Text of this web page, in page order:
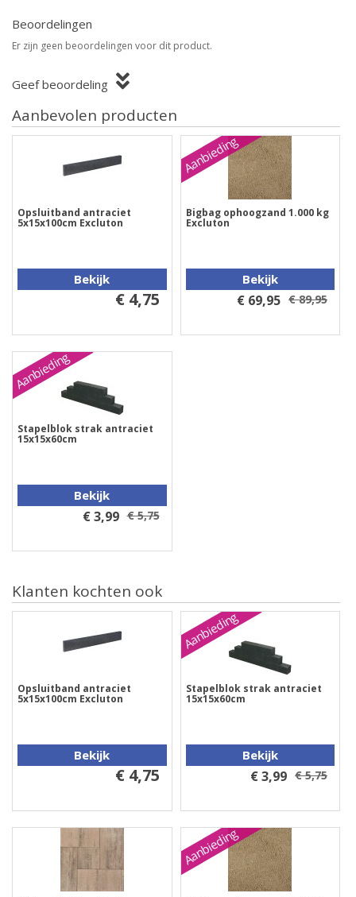
Beoordelingen
Er zijn geen beoordelingen voor dit product.
Geef beoordeling
Aanbevolen producten
Opsluitband antraciet
5x15x100cm Excluton
Bekijk
€ 4,75
Aanbieding
Bigbag ophoogzand 1.000 kg
Excluton
Bekijk
€ 69,95 € 89,95
Aanbieding
Stapelblok strak antraciet
15x15x60cm
Bekijk
€ 3,99 € 5,75
Klanten kochten ook
Opsluitband antraciet
5x15x100cm Excluton
Bekijk
€ 4,75
Aanbieding
Stapelblok strak antraciet
15x15x60cm
Bekijk
€ 3,99 € 5,75
Aanbieding